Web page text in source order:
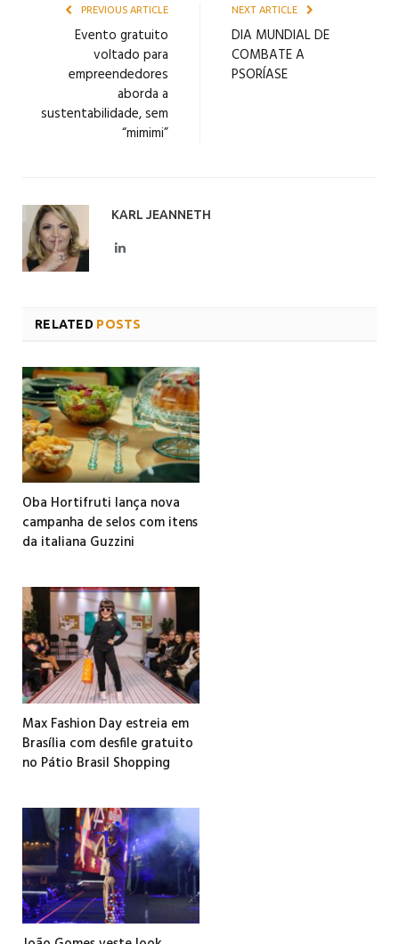
PREVIOUS ARTICLE
Evento gratuito
voltado para
empreendedores
aborda a
sustentabilidade, sem
“mimimi”
NEXT ARTICLE
DIA MUNDIAL DE
COMBATE A
PSORÍASE
KARL JEANNETH
LinkedIn
RELATED POSTS
Oba Hortifruti lança nova
campanha de selos com itens
da italiana Guzzini
Max Fashion Day estreia em
Brasília com desfile gratuito
no Pátio Brasil Shopping